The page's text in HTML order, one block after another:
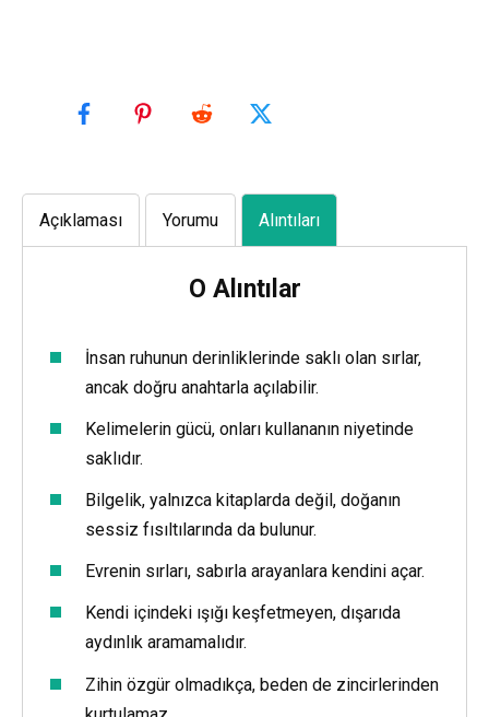
Açıklaması Yorumu Alıntıları
O Alıntılar
İnsan ruhunun derinliklerinde saklı olan sırlar,
ancak doğru anahtarla açılabilir.
Kelimelerin gücü, onları kullananın niyetinde
saklıdır.
Bilgelik, yalnızca kitaplarda değil, doğanın
sessiz fısıltılarında da bulunur.
Evrenin sırları, sabırla arayanlara kendini açar.
Kendi içindeki ışığı keşfetmeyen, dışarıda
aydınlık aramamalıdır.
Zihin özgür olmadıkça, beden de zincirlerinden